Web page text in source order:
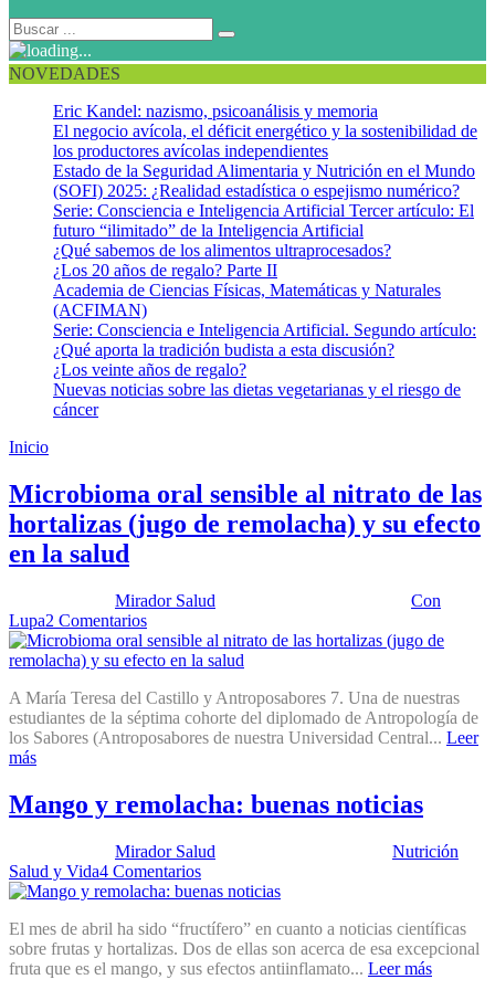
NOVEDADES
Eric Kandel: nazismo, psicoanálisis y memoria
El negocio avícola, el déficit energético y la sostenibilidad de
los productores avícolas independientes
Estado de la Seguridad Alimentaria y Nutrición en el Mundo
(SOFI) 2025: ¿Realidad estadística o espejismo numérico?
Serie: Consciencia e Inteligencia Artificial Tercer artículo: El
futuro “ilimitado” de la Inteligencia Artificial
¿Qué sabemos de los alimentos ultraprocesados?
¿Los 20 años de regalo? Parte II
Academia de Ciencias Físicas, Matemáticas y Naturales
(ACFIMAN)
Serie: Consciencia e Inteligencia Artificial. Segundo artículo:
¿Qué aporta la tradición budista a esta discusión?
¿Los veinte años de regalo?
Nuevas noticias sobre las dietas vegetarianas y el riesgo de
cáncer
Inicio
Microbioma oral sensible al nitrato de las
hortalizas (jugo de remolacha) y su efecto
en la salud
Mirador Salud
Con
Lupa2 Comentarios
A María Teresa del Castillo y Antroposabores 7. Una de nuestras
estudiantes de la séptima cohorte del diplomado de Antropología de
los Sabores (Antroposabores de nuestra Universidad Central... Leer
más
Mango y remolacha: buenas noticias
Mirador Salud Nutrición
Salud y Vida4 Comentarios
El mes de abril ha sido “fructífero” en cuanto a noticias científicas
sobre frutas y hortalizas. Dos de ellas son acerca de esa excepcional
fruta que es el mango, y sus efectos antiinflamato... Leer más